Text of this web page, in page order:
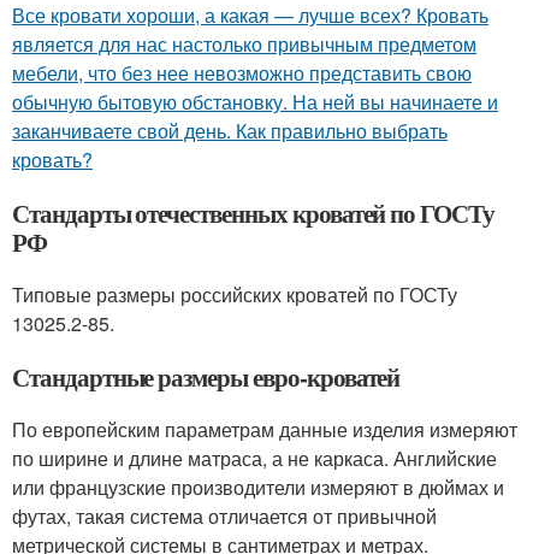
Все кровати хороши, а какая — лучше всех? Кровать
является для нас настолько привычным предметом
мебели, что без нее невозможно представить свою
обычную бытовую обстановку. На ней вы начинаете и
заканчиваете свой день. Как правильно выбрать
кровать?
Стандарты отечественных кроватей по ГОСТу
РФ
Типовые размеры российских кроватей по ГОСТу
13025.2-85.
Стандартные размеры евро-кроватей
По европейским параметрам данные изделия измеряют
по ширине и длине матраса, а не каркаса. Английские
или французские производители измеряют в дюймах и
футах, такая система отличается от привычной
метрической системы в сантиметрах и метрах.